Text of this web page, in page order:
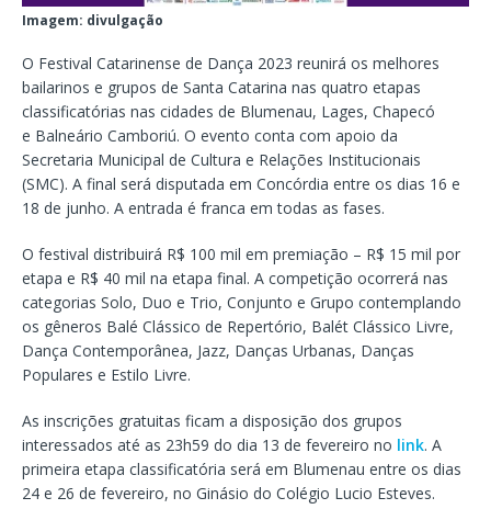
Imagem: divulgação
O Festival Catarinense de Dança 2023 reunirá os melhores
bailarinos e grupos de Santa Catarina nas quatro etapas
classificatórias nas cidades de Blumenau, Lages, Chapecó
e Balneário Camboriú. O evento conta com apoio da
Secretaria Municipal de Cultura e Relações Institucionais
(SMC). A final será disputada em Concórdia entre os dias 16 e
18 de junho. A entrada é franca em todas as fases.
O festival distribuirá R$ 100 mil em premiação – R$ 15 mil por
etapa e R$ 40 mil na etapa final. A competição ocorrerá nas
categorias Solo, Duo e Trio, Conjunto e Grupo contemplando
os gêneros Balé Clássico de Repertório, Balét Clássico Livre,
Dança Contemporânea, Jazz, Danças Urbanas, Danças
Populares e Estilo Livre.
As inscrições gratuitas ficam a disposição dos grupos
interessados até as 23h59 do dia 13 de fevereiro no link. A
primeira etapa classificatória será em Blumenau entre os dias
24 e 26 de fevereiro, no Ginásio do Colégio Lucio Esteves.